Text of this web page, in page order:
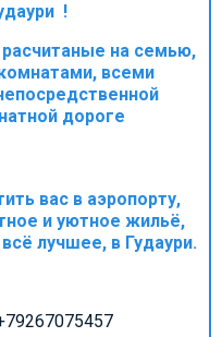
!
на семью,
всеми
дороге
вас в аэропорту,
и уютное жильё,
лучшее, в Гудаури.